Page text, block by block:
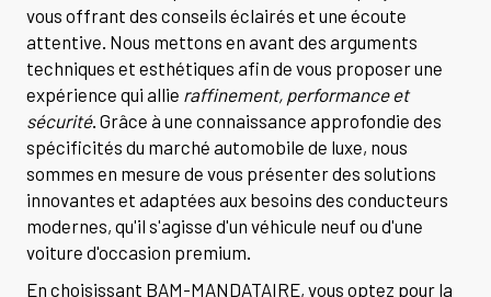
vous offrant des conseils éclairés et une écoute
attentive. Nous mettons en avant des arguments
techniques et esthétiques afin de vous proposer une
expérience qui allie raffinement, performance et
sécurité. Grâce à une connaissance approfondie des
spécificités du marché automobile de luxe, nous
sommes en mesure de vous présenter des solutions
innovantes et adaptées aux besoins des conducteurs
modernes, qu'il s'agisse d'un véhicule neuf ou d'une
voiture d'occasion premium.
En choisissant BAM-MANDATAIRE, vous optez pour la